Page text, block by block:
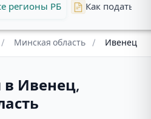
регионы РБ Как подать
/ Минская область / Ивенец
Ивенец,